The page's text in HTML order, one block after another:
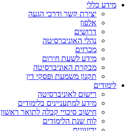
מידע כללי
יצירת קשר ודרכי הגעה
אלפון
דרושים
נהלי האוניברסיטה
מכרזים
מידע לשעת חירום
מבקרת האוניברסיטה
תקנון משמעת ופסקי דין
לימודים
רישום לאוניברסיטה
מידע למתעניינים בלימודים
חישוב סיכויי קבלה לתואר ראשון
לוח שנת הלימודים